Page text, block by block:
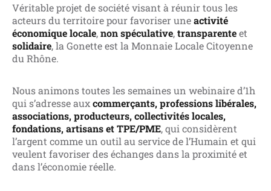
Véritable projet de société visant à réunir tous les
acteurs du territoire pour favoriser uneactivité
économique locale,non spéculative,transparenteet
solidaire, la Gonette est la Monnaie Locale Citoyenne
du Rhône.
Nous animons toutes les semaines un webinaire d’1h
qui s’adresse auxcommerçants, professions libérales,
associations, producteurs, collectivités locales,
fondations, artisans et TPE/PME, qui considèrent
l’argent comme un outil au service de l’Humain et qui
veulent favoriser des échanges dans la proximité et
dans l’économie réelle.